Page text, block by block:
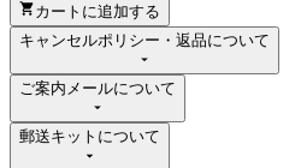
カートに追加する
キャンセルポリシー・返品について
ご案内メールについて
郵送キットについて